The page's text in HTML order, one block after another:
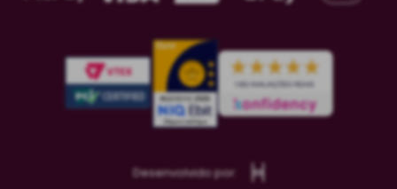
Desenvolvido por: